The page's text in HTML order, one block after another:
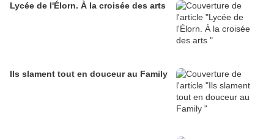
Lycée de l'Élorn. À la croisée des arts
Ils slament tout en douceur au Family